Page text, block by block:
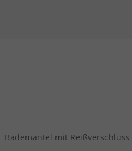
Bademantel mit Reißverschluss